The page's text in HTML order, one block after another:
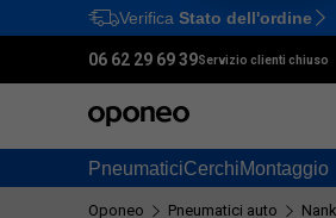
Ctrl
Verifica Stato dell'ordine
06 62 29 69 39Servizio clienti chiuso
PneumaticiCerchiMontaggio
Oponeo Pneumatici auto